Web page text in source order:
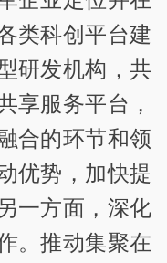
类科创平台建
研发机构，共
享服务平台，
合的环节和领
优势，加快提
一方面，深化
。推动集聚在